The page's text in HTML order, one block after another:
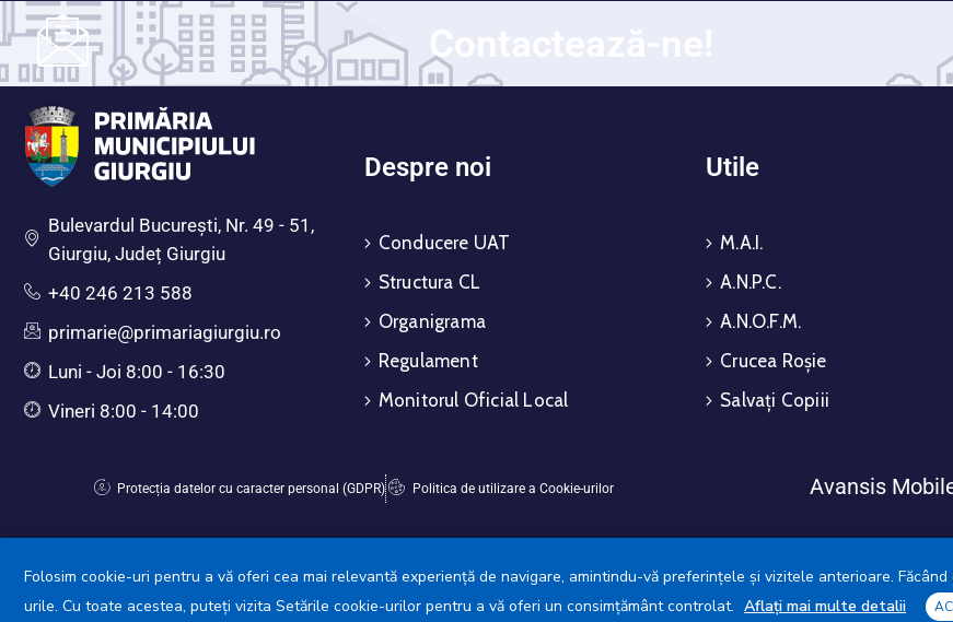
Contactează-ne!
Bulevardul Bucureşti, Nr. 49 - 51,
Giurgiu, Județ Giurgiu
+40 246 213 588
primarie@primariagiurgiu.ro
Luni - Joi 8:00 - 16:30
Vineri 8:00 - 14:00
Despre noi
Conducere UAT
Structura CL
Organigrama
Regulament
Monitorul Oficial Local
Utile
M.A.I.
A.N.P.C.
A.N.O.F.M.
Crucea Roșie
Salvați Copiii
Protecția datelor cu caracter personal (GDPR) Politica de utilizare a Cookie-urilor Avansis
Folosim cookie-uri pentru a vă oferi cea mai relevantă experiență de navigare, amintindu-vă preferințele și vizitele anterioare.
urile. Cu toate acestea, puteți vizita Setările cookie-urilor pentru a vă oferi un consimțământ controlat. Aflați mai multe detalii